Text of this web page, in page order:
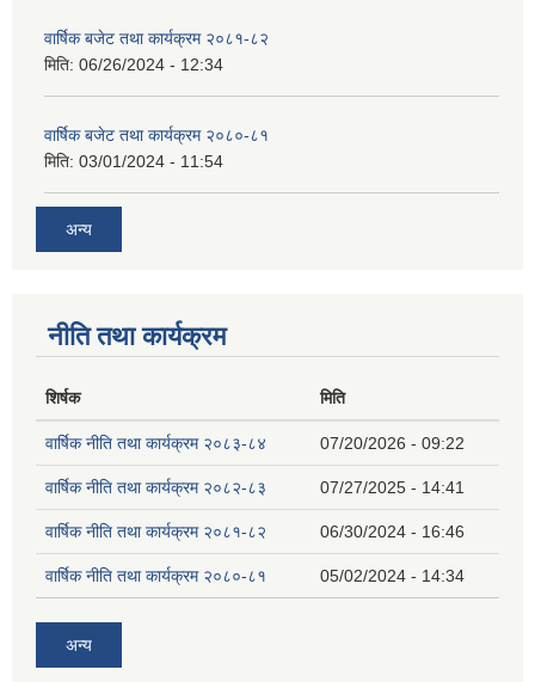
वार्षिक बजेट तथा कार्यक्रम २०८१-८२
मिति: 06/26/2024 - 12:34
वार्षिक बजेट तथा कार्यक्रम २०८०-८१
मिति: 03/01/2024 - 11:54
अन्य
नीति तथा कार्यक्रम
शिर्षक मिति
वार्षिक नीति तथा कार्यक्रम २०८३-८४ 07/20/2026 - 09:22
वार्षिक नीति तथा कार्यक्रम २०८२-८३ 07/27/2025 - 14:41
वार्षिक नीति तथा कार्यक्रम २०८१-८२ 06/30/2024 - 16:46
वार्षिक नीति तथा कार्यक्रम २०८०-८१ 05/02/2024 - 14:34
अन्य